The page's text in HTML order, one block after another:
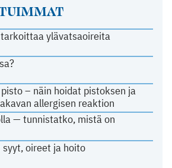
tarkoittaa ylävatsaoireita
– näin hoidat pistoksen ja
allergisen reaktion
— tunnistatko, mistä on
syyt, oireet ja hoito